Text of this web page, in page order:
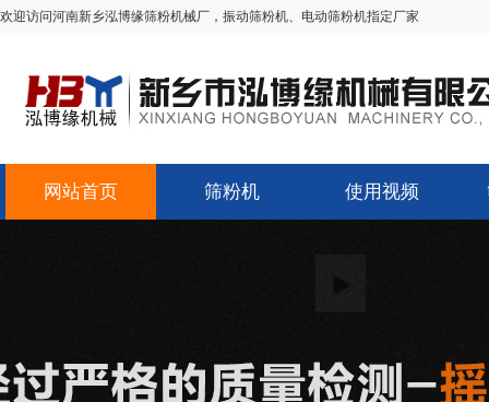
欢迎访问河南新乡泓博缘筛粉机械厂，振动筛粉机、电动筛粉机指定厂家
网站首页 筛粉机 使用视频